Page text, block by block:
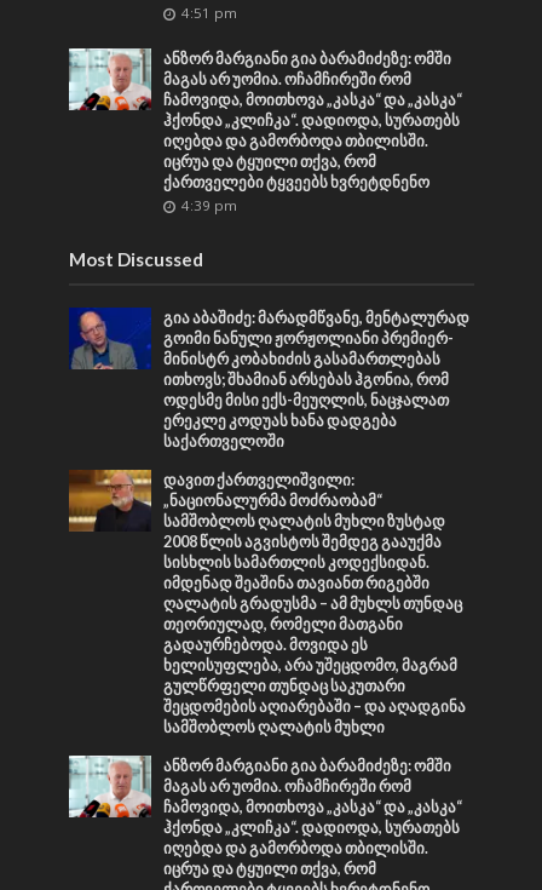
4:51 pm
ანზორ მარგიანი გია ბარამიძეზე: ომში
მაგას არ უომია. ოჩამჩირეში რომ
ჩამოვიდა, მოითხოვა „კასკა“ და „კასკა“
ჰქონდა „კლიჩკა“. დადიოდა, სურათებს
იღებდა და გამორბოდა თბილისში.
იცრუა და ტყუილი თქვა, რომ
ქართველები ტყვეებს ხვრეტდნენო
4:39 pm
Most Discussed
გია აბაშიძე: მარადმწვანე, მენტალურად
გოიმი ნანული ჟორჟოლიანი პრემიერ-
მინისტრ კობახიძის გასამართლებას
ითხოვს; შხამიან არსებას ჰგონია, რომ
ოდესმე მისი ექს-მეუღლის, ნაცჯალათ
ერეკლე კოდუას ხანა დადგება
საქართველოში
დავით ქართველიშვილი:
„ნაციონალურმა მოძრაობამ“
სამშობლოს ღალატის მუხლი ზუსტად
2008 წლის აგვისტოს შემდეგ გააუქმა
სისხლის სამართლის კოდექსიდან.
იმდენად შეაშინა თავიანთ რიგებში
ღალატის გრადუსმა – ამ მუხლს თუნდაც
თეორიულად, რომელი მათგანი
გადაურჩებოდა. მოვიდა ეს
ხელისუფლება, არა უშეცდომო, მაგრამ
გულწრფელი თუნდაც საკუთარი
შეცდომების აღიარებაში – და აღადგინა
სამშობლოს ღალატის მუხლი
ანზორ მარგიანი გია ბარამიძეზე: ომში
მაგას არ უომია. ოჩამჩირეში რომ
ჩამოვიდა, მოითხოვა „კასკა“ და „კასკა“
ჰქონდა „კლიჩკა“. დადიოდა, სურათებს
იღებდა და გამორბოდა თბილისში.
იცრუა და ტყუილი თქვა, რომ